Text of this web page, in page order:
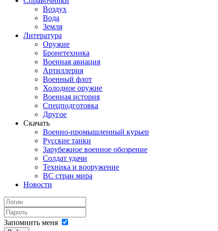
Воздух
Вода
Земля
Литература
Оружие
Бронетехника
Военная авиация
Артиллерия
Военный флот
Холодное оружие
Военная история
Спецподготовка
Другое
Скачать
Военно-промышленный курьер
Русские танки
Зарубежное военное обозрение
Солдат удачи
Техника и вооружение
ВС стран мира
Новости
Запомнить меня